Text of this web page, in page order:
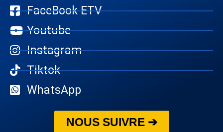
FaceBook ETV
Youtube
Instagram
Tiktok
WhatsApp
NOUS SUIVRE ➔